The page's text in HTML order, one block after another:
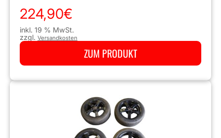
224,90€
inkl. 19 % MwSt.
zzgl. Versandkosten
ZUM PRODUKT